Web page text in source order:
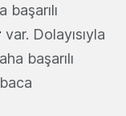
var. Dolayısıyla
başarılı